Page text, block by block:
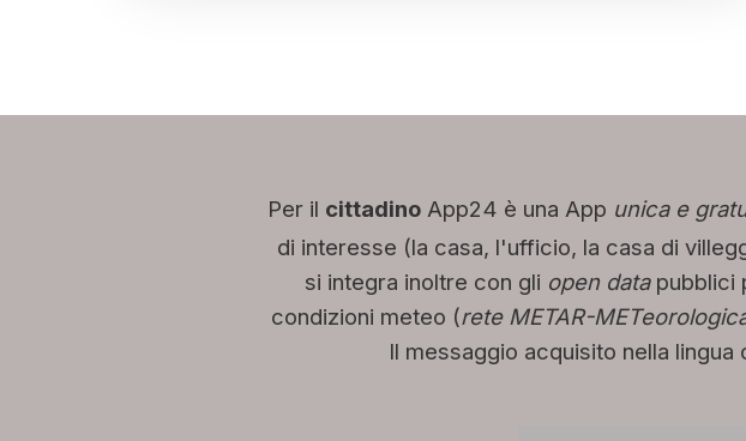
Per il cittadinoApp24 è una App unica e
di interesse (la casa, l'ufficio, la casa di
si integra inoltre con gli open datapubblici
condizioni meteo (rete METAR-
Il messaggio acquisito nella